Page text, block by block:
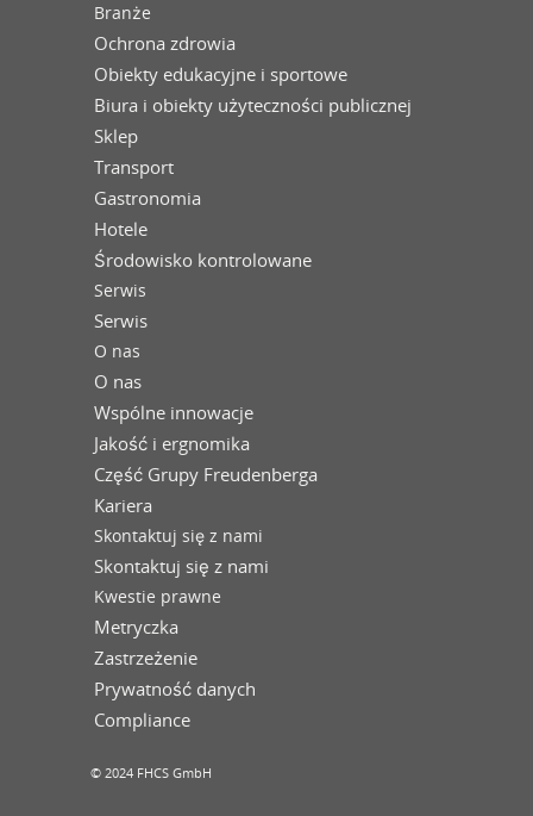
Branże
Ochrona zdrowia
Obiekty edukacyjne i sportowe
Biura i obiekty użyteczności publicznej
Sklep
Transport
Gastronomia
Hotele
Środowisko kontrolowane
Serwis
Serwis
O nas
O nas
Wspólne innowacje
Jakość i ergnomika
Część Grupy Freudenberga
Kariera
Skontaktuj się z nami
Skontaktuj się z nami
Kwestie prawne
Metryczka
Zastrzeżenie
Prywatność danych
Compliance
© 2024 FHCS GmbH